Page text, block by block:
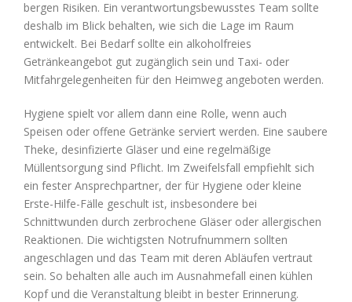
bergen Risiken. Ein verantwortungsbewusstes Team sollte
deshalb im Blick behalten, wie sich die Lage im Raum
entwickelt. Bei Bedarf sollte ein alkoholfreies
Getränkeangebot gut zugänglich sein und Taxi- oder
Mitfahrgelegenheiten für den Heimweg angeboten werden.
Hygiene spielt vor allem dann eine Rolle, wenn auch
Speisen oder offene Getränke serviert werden. Eine saubere
Theke, desinfizierte Gläser und eine regelmäßige
Müllentsorgung sind Pflicht. Im Zweifelsfall empfiehlt sich
ein fester Ansprechpartner, der für Hygiene oder kleine
Erste-Hilfe-Fälle geschult ist, insbesondere bei
Schnittwunden durch zerbrochene Gläser oder allergischen
Reaktionen. Die wichtigsten Notrufnummern sollten
angeschlagen und das Team mit deren Abläufen vertraut
sein. So behalten alle auch im Ausnahmefall einen kühlen
Kopf und die Veranstaltung bleibt in bester Erinnerung.